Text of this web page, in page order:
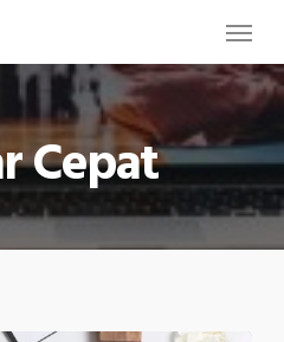
Menu
Cepat